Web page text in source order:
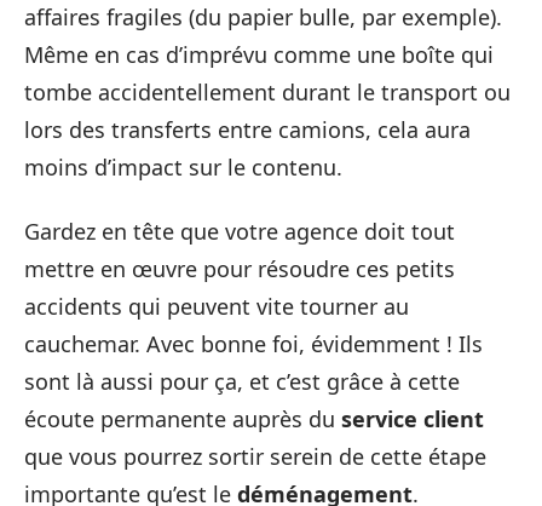
affaires fragiles (du papier bulle, par exemple).
Même en cas d’imprévu comme une boîte qui
tombe accidentellement durant le transport ou
lors des transferts entre camions, cela aura
moins d’impact sur le contenu.
Gardez en tête que votre agence doit tout
mettre en œuvre pour résoudre ces petits
accidents qui peuvent vite tourner au
cauchemar. Avec bonne foi, évidemment ! Ils
sont là aussi pour ça, et c’est grâce à cette
écoute permanente auprès du service client
que vous pourrez sortir serein de cette étape
importante qu’est le déménagement.